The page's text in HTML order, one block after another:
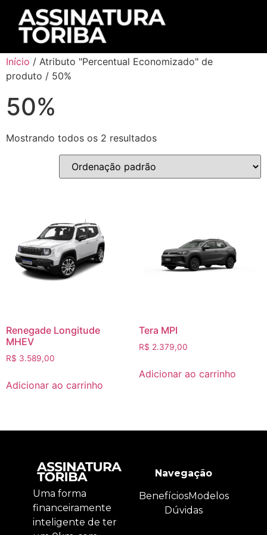
Início / Atributo "Percentual Economizado" de
produto / 50%
50%
Mostrando todos os 2 resultados
Renegade Longitude
MHEV
R$ 3.589,00
Adicionar ao carrinho
Tera MPI
R$ 2.379,00
Adicionar ao carrinho
Uma forma
financeiramente
inteligente de ter
Navegação
BenefíciosModelos
Dúvidas